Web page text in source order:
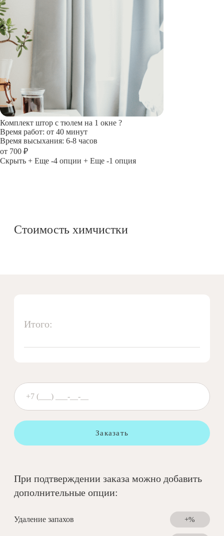
Комплект штор с тюлем на 1 окне ?
Время работ: от 40 минут
Время высыхания: 6-8 часов
от 700 ₽
Скрыть + Еще -4 опции + Еще -1 опция
Стоимость химчистки
Итого:
Заказать
При подтверждении заказа можно добавить
дополнительные опции:
Удаление запахов +%